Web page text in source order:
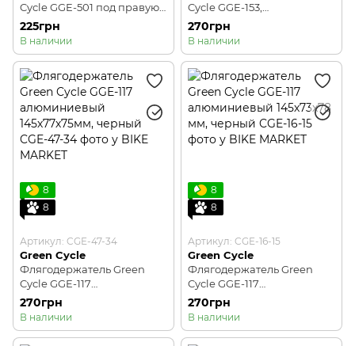
Cycle GGE-501 под правую
и левую руку,
поликарбонат+стекловоло
225грн
В наличии
Cycle GGE-153,
поликарбонат+стекловоло
кно, черный
270грн
В наличии
8
8
Артикул: CGE-47-34
Green Cycle
Флягодержатель Green
Cycle GGE-117
алюминиевый
145х77х75мм, черный
270грн
В наличии
8
8
Артикул: CGE-16-15
Green Cycle
Флягодержатель Green
Cycle GGE-117
алюминиевый 145х73х78
мм, черный
270грн
В наличии